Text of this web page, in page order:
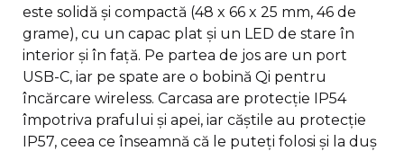
este solidă și compactă (48 x 66 x 25 mm, 46 de
grame), cu un capac plat și un LED de stare în
interior și în față. Pe partea de jos are un port
USB-C, iar pe spate are o bobină Qi pentru
încărcare wireless. Carcasa are protecție IP54
împotriva prafului și apei, iar căștile au protecție
IP57, ceea ce înseamnă că le puteți folosi și la duș